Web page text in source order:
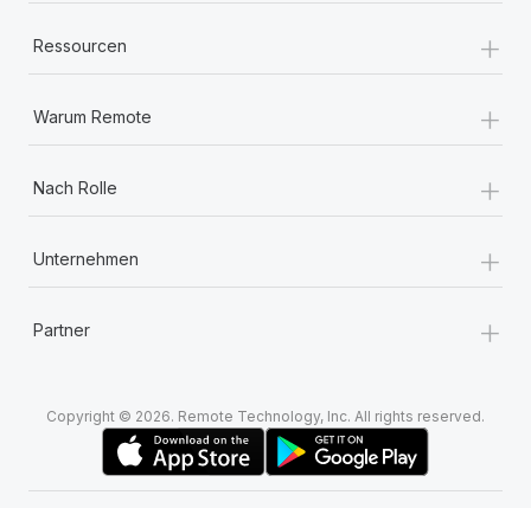
Ressourcen +
Warum Remote +
Nach Rolle +
Unternehmen +
Partner +
Copyright © 2026. Remote Technology, Inc. All rights reserved.